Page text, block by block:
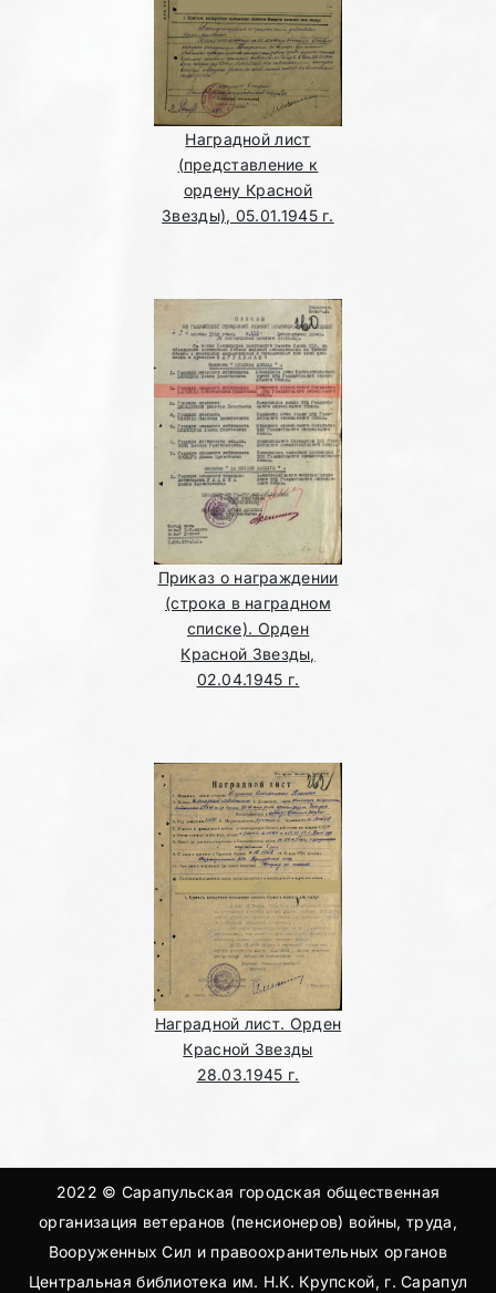
Наградной лист
(представление к
ордену Красной
Звезды), 05.01.1945 г.
Приказ о награждении
(строка в наградном
списке). Орден
Красной Звезды,
02.04.1945 г.
Наградной лист. Орден
Красной Звезды
28.03.1945 г.
2022 © Сарапульская городская общественная
организация ветеранов (пенсионеров) войны, труда,
Вооруженных Сил и правоохранительных органов
Центральная библиотека им. Н.К. Крупской, г. Сарапул